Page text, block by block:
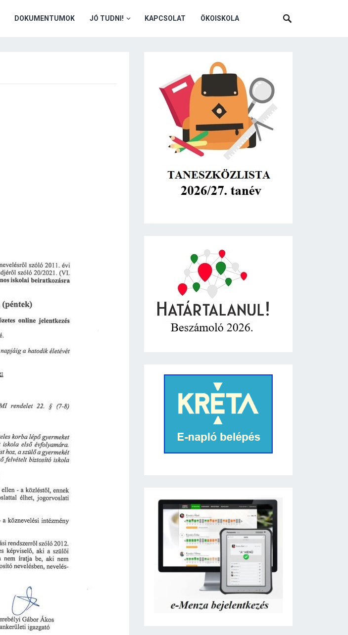
DOKUMENTUMOK JÓ TUDNI! KAPCSOLAT ÖKOISKOLA